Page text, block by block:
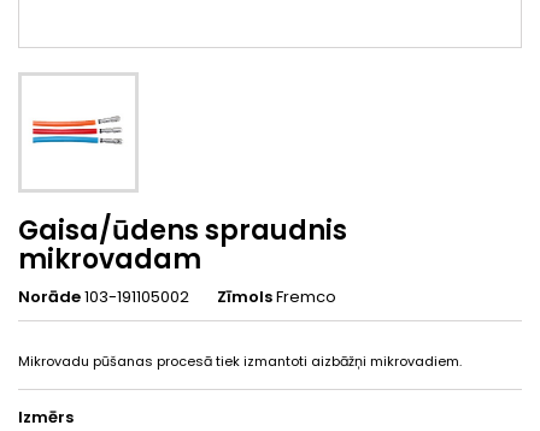
Gaisa/ūdens spraudnis
mikrovadam
Norāde103-191105002 ZīmolsFremco
Mikrovadu pūšanas procesā tiek izmantoti aizbāžņi mikrovadiem.
Izmērs